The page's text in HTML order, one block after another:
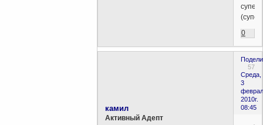
0
57
Среда,
3
2010г.
08:45
камил
Активный Адепт